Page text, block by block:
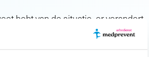
hebt van de situatie, er verandert
met de werkvloer te delen. De
herstel. Maar het blijft belangrijk